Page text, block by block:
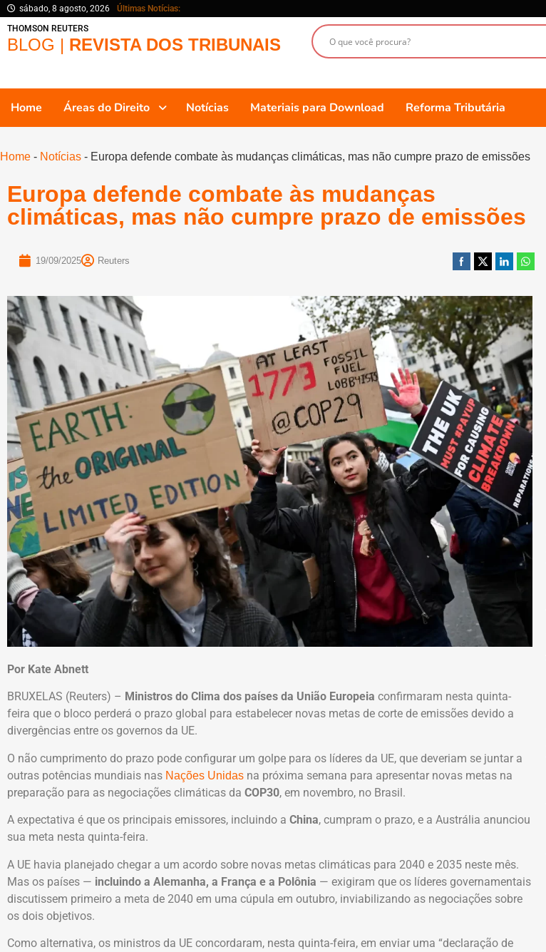
sábado, 8 agosto, 2026
Últimas Notícias:
THOMSON REUTERS
BLOG | REVISTA DOS TRIBUNAIS
Home Áreas do Direito Notícias Materiais para Download Reforma Tributária
Home - Notícias - Europa defende combate às mudanças climáticas, mas não cumpre prazo de emissões
Europa defende combate às mudanças
climáticas, mas não cumpre prazo de emissões
19/09/2025 Reuters
Por Kate Abnett
BRUXELAS (Reuters) – Ministros do Clima dos países da União Europeia confirmaram nesta quinta-
feira que o bloco perderá o prazo global para estabelecer novas metas de corte de emissões devido a
divergências entre os governos da UE.
O não cumprimento do prazo pode configurar um golpe para os líderes da UE, que deveriam se juntar a
outras potências mundiais nas Nações Unidas na próxima semana para apresentar novas metas na
preparação para as negociações climáticas da COP30, em novembro, no Brasil.
A expectativa é que os principais emissores, incluindo a China, cumpram o prazo, e a Austrália anunciou
sua meta nesta quinta-feira.
A UE havia planejado chegar a um acordo sobre novas metas climáticas para 2040 e 2035 neste mês.
Mas os países — incluindo a Alemanha, a França e a Polônia — exigiram que os líderes governamentais
discutissem primeiro a meta de 2040 em uma cúpula em outubro, inviabilizando as negociações sobre
os dois objetivos.
Como alternativa, os ministros da UE concordaram, nesta quinta-feira, em enviar uma “declaração de